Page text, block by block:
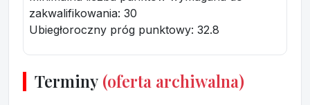
zakwalifikowania: 30
Ubiegłoroczny próg punktowy: 32.8
Terminy (oferta archiwalna)